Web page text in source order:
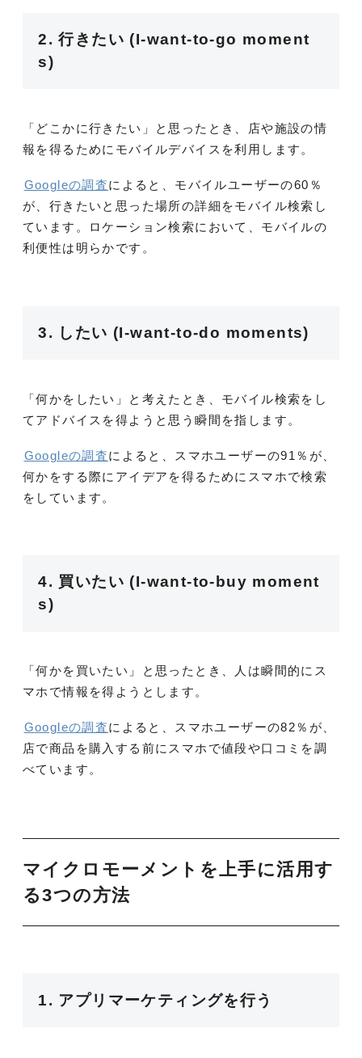
2. 行きたい (I‐want‐to‐go moment
s)
「どこかに行きたい」と思ったとき、店や施設の情
報を得るためにモバイルデバイスを利用します。
Googleの調査によると、モバイルユーザーの60％
が、行きたいと思った場所の詳細をモバイル検索し
ています。ロケーション検索において、モバイルの
利便性は明らかです。
3. したい (I‐want‐to‐do moments)
「何かをしたい」と考えたとき、モバイル検索をし
てアドバイスを得ようと思う瞬間を指します。
Googleの調査によると、スマホユーザーの91％が、
何かをする際にアイデアを得るためにスマホで検索
をしています。
4. 買いたい (I‐want‐to‐buy moment
s)
「何かを買いたい」と思ったとき、人は瞬間的にス
マホで情報を得ようとします。
Googleの調査によると、スマホユーザーの82％が、
店で商品を購入する前にスマホで値段や口コミを調
べています。
マイクロモーメントを上手に活用す
る3つの方法
1. アプリマーケティングを行う